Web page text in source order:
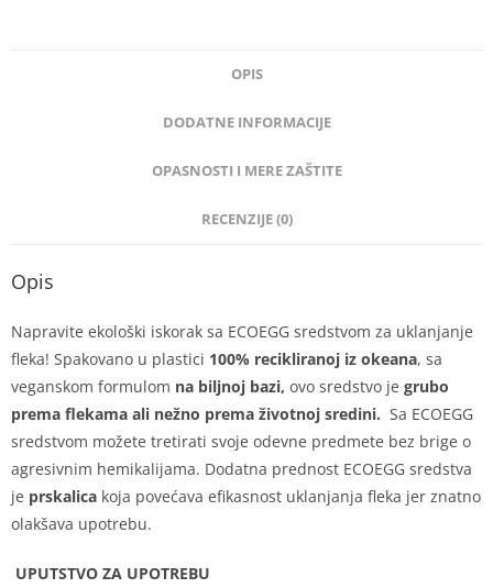
OPIS
DODATNE INFORMACIJE
OPASNOSTI I MERE ZAŠTITE
RECENZIJE (0)
Opis
Napravite ekološki iskorak sa ECOEGG sredstvom za uklanjanje
fleka! Spakovano u plastici 100% recikliranoj iz okeana, sa
veganskom formulom na biljnoj bazi, ovo sredstvo je grubo
prema flekama ali nežno prema životnoj sredini. Sa ECOEGG
sredstvom možete tretirati svoje odevne predmete bez brige o
agresivnim hemikalijama. Dodatna prednost ECOEGG sredstva
je prskalica koja povećava efikasnost uklanjanja fleka jer znatno
olakšava upotrebu.
UPUTSTVO ZA UPOTREBU